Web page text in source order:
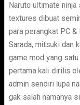
Naruto ultimate
textures dibuat
para perangkat PC
Sarada, mitsuki dan
game mod yang
pertama kali dirilis
admin sendiri lupa
gak salah namanya